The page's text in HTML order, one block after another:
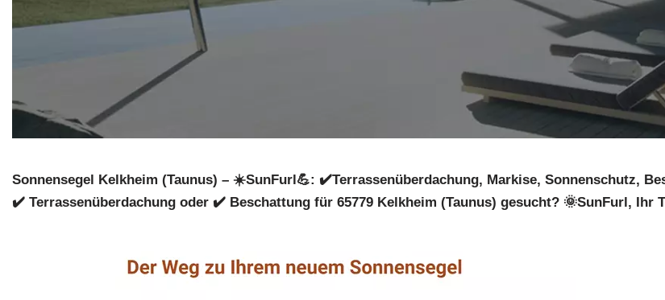
Sonnensegel Kelkheim (Taunus) – ☀️SunFurl💪: ✔️Terrassenüberdachung, Markise, Sonnenschutz,
✔️ Terrassenüberdachung oder ✔️ Beschattung für 65779 Kelkheim (Taunus) gesucht? 🌞SunFurl, Ihr